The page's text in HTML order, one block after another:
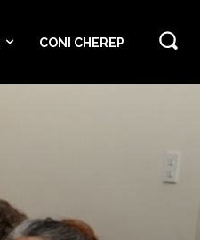
CONI CHEREP